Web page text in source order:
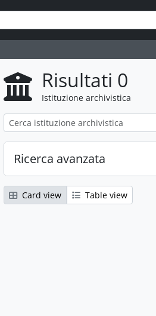
Risultati 0
Istituzione archivistica
Ricerca avanzata
Card view Table view